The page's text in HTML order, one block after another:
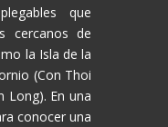
que
cercanos de
la Isla de la
(Con Thoi
Long). En una
conocer una